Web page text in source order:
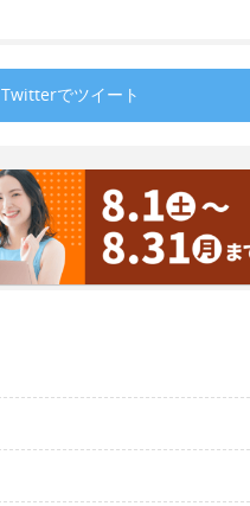
Twitterでツイート